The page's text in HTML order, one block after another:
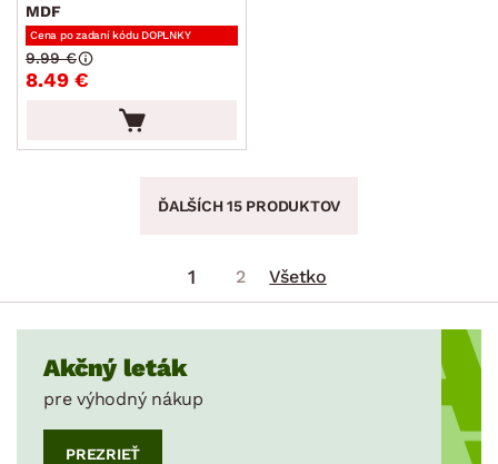
MDF
Cena po zadaní kódu DOPLNKY
8.49 €
9.99 €
ĎALŠÍCH 15 PRODUKTOV
1 2 Všetko
Akčný leták
pre výhodný nákup
PREZRIEŤ